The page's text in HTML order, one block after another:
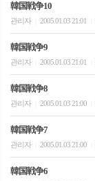
韓国戦争10
관리자 2005.01.03 21:01
韓国戦争9
관리자 2005.01.03 21:01
韓国戦争8
관리자 2005.01.03 21:00
韓国戦争7
관리자 2005.01.03 21:00
韓国戦争6